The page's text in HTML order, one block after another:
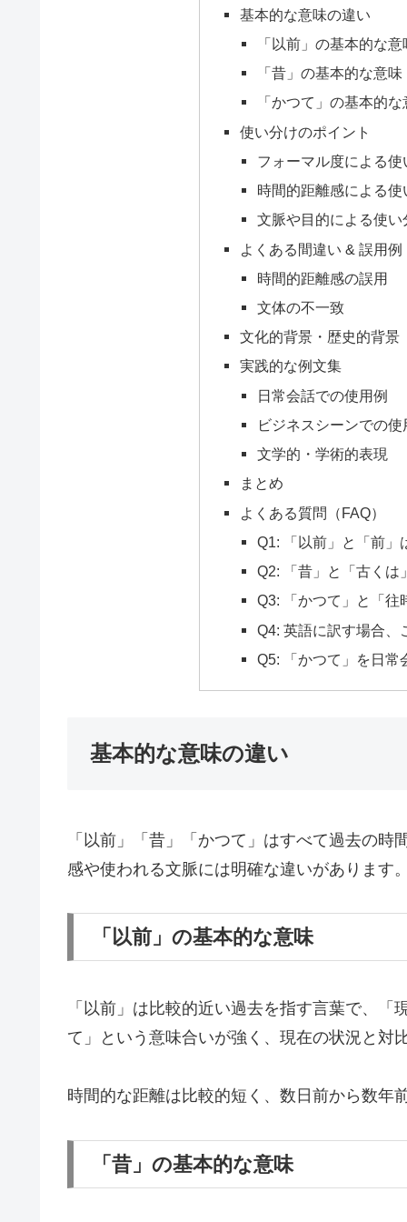
基本的な意味の違い
「以前」の基本的な意
「昔」の基本的な意味
「かつて」の基本的
使い分けのポイント
フォーマル度による使
時間的距離感による使
文脈や目的による使い
よくある間違い & 誤用例
時間的距離感の誤用
文体の不一致
文化的背景・歴史的背景
実践的な例文集
日常会話での使用例
ビジネスシーンでの使
文学的・学術的表現
まとめ
よくある質問（FAQ）
Q1: 「以前」と「前」
Q2: 「昔」と「古くは
Q3: 「かつて」と「往
Q4: 英語に訳す場合、
Q5: 「かつて」を日常
基本的な意味の違い
「以前」「昔」「かつて」はすべて過去の
感や使われる文脈には明確な違いがあります
「以前」の基本的な意味
「以前」は比較的近い過去を指す言葉で、
て」という意味合いが強く、現在の状況と対
時間的な距離は比較的短く、数日前から数年
「昔」の基本的な意味